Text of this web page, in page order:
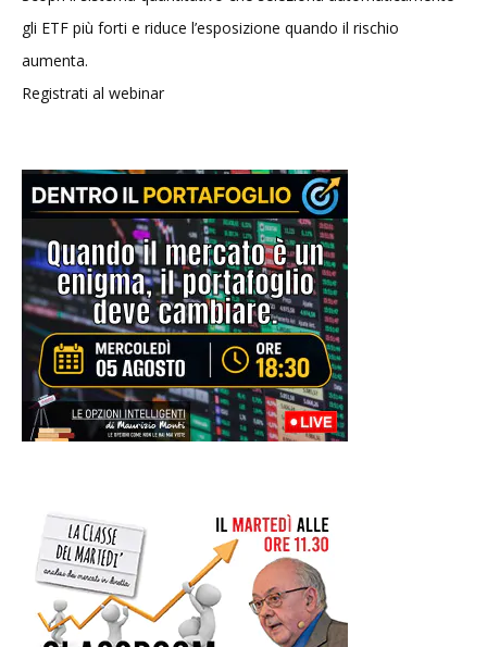
gli ETF più forti e riduce l’esposizione quando il rischio
aumenta.
Registrati al webinar